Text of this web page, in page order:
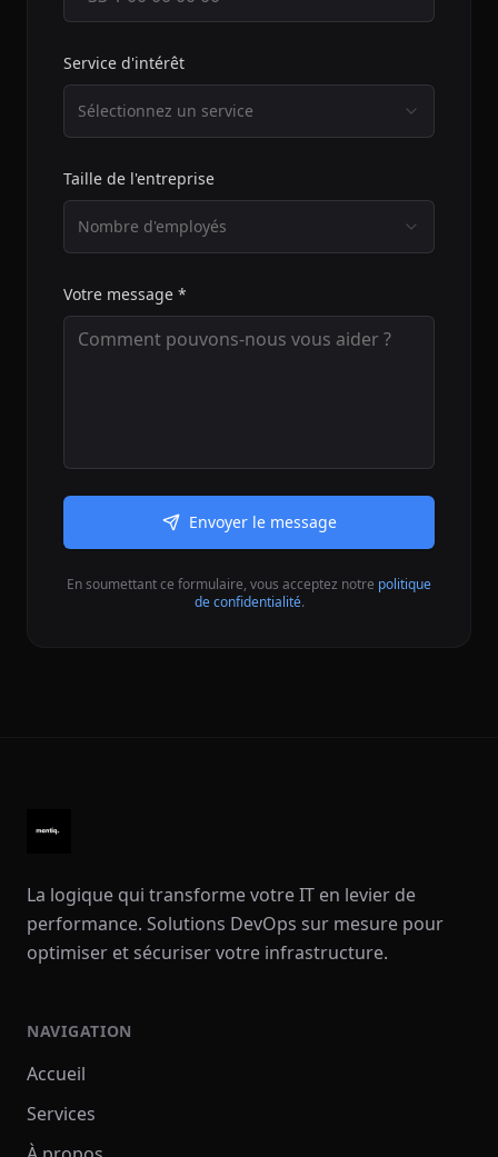
Service d'intérêt
Sélectionnez un service
Taille de l'entreprise
Nombre d'employés
Votre message *
Envoyer le message
En soumettant ce formulaire, vous acceptez notre politique
de confidentialité.
La logique qui transforme votre IT en levier de
performance. Solutions DevOps sur mesure pour
optimiser et sécuriser votre infrastructure.
NAVIGATION
Accueil
Services